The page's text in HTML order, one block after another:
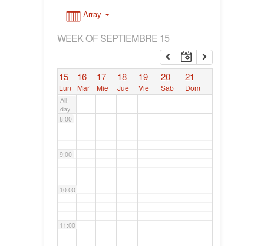
Array
WEEK OF SEPTIEMBRE 15
15
Lun
16
Mar
17
Mie
18
Jue
19
Vie
20
Sab
21
Dom
All-
day
5:00
7:00
8:00
9:00
10:00
11:00